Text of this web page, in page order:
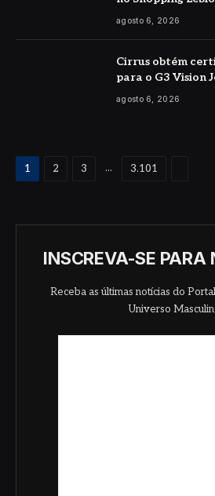
agosto 6, 2026
Cirrus obtém
para o G3 Vision
agosto 6, 2026
1 2 3 ... 3.101
INSCREVA-SE PARA
Receba as últimas notícias do
Universo